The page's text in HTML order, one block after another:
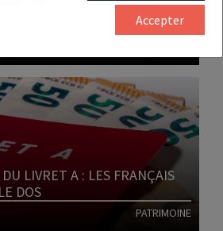
CONNAISSENT UN REBOND
Lire l'article
LIVRET A : LES FRANÇAIS
DOS
PATRIMOINE
Accepter